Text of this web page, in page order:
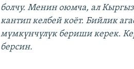
болчу. Менин оюмча, ал
кантип келбей коёт. Бийлик
мүмкүнчүлүк бериши керек.
берсин.